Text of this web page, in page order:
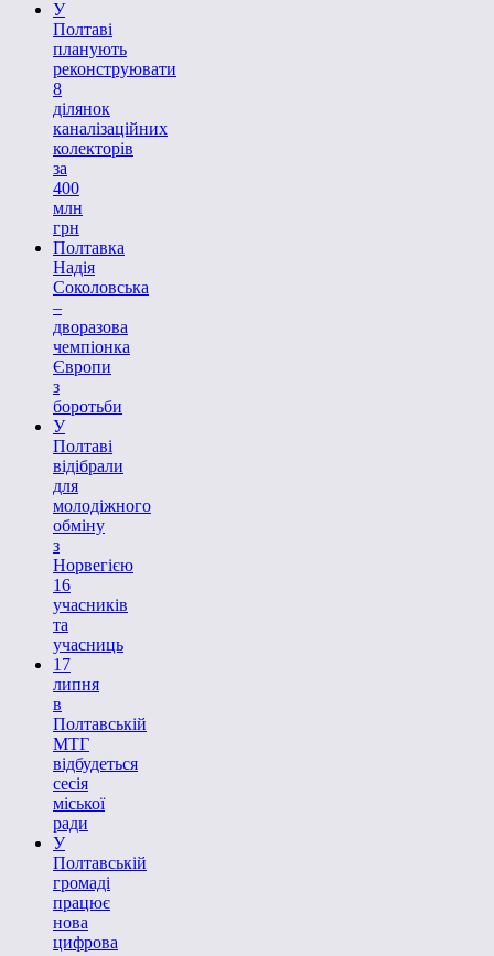
У
Полтаві
планують
реконструювати
8
ділянок
каналізаційних
колекторів
за
400
млн
грн
Полтавка
Надія
Соколовська
–
дворазова
чемпіонка
Європи
з
боротьби
У
Полтаві
відібрали
для
молодіжного
обміну
з
Норвегією
16
учасників
та
учасниць
17
липня
в
Полтавській
МТГ
відбудеться
сесія
міської
ради
У
Полтавській
громаді
працює
нова
цифрова